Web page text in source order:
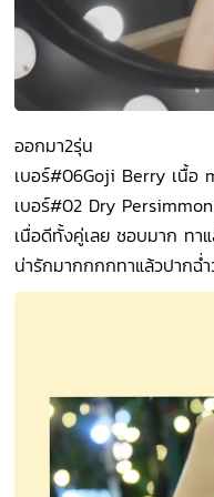
ออกมา2รุ่น
เบอร์#06Goji Berry เนื้อ
เบอร์#02 Dry
เนื่อดีทั้งคู่เลย ชอบมาก ทา
น่ารักมากกกกทาแล้วปากฉ่